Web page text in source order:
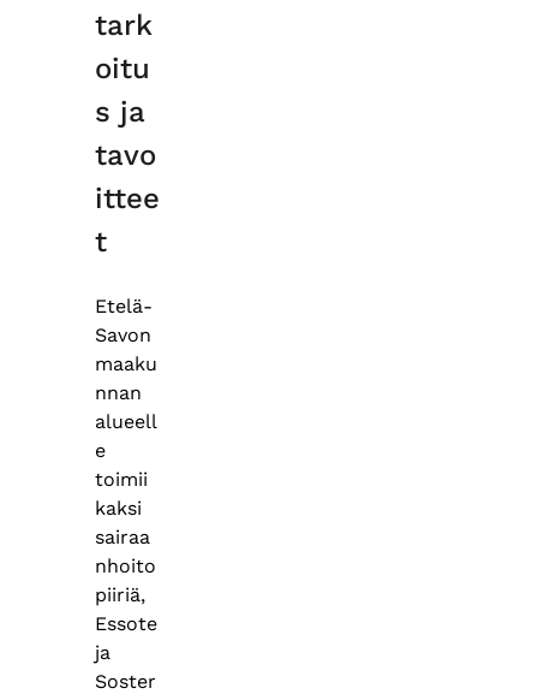
tark
oitu
s ja
tavo
ittee
t
Etelä-
Savon
maaku
nnan
alueell
e
toimii
kaksi
sairaa
nhoito
piiriä,
Essote
ja
Soster